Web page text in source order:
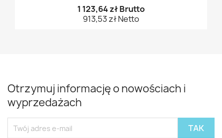
1 123,64 zł Brutto
913,53 zł Netto
Otrzymuj informację o nowościach i
wyprzedażach